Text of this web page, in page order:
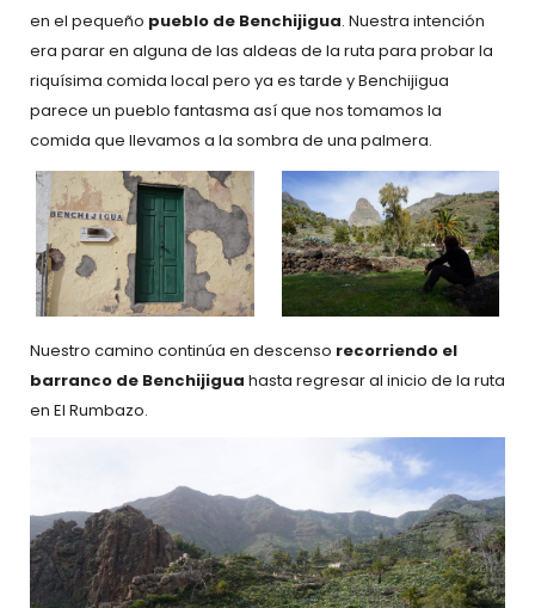
en el pequeño pueblo de Benchijigua. Nuestra intención
era parar en alguna de las aldeas de la ruta para probar la
riquísima comida local pero ya es tarde y Benchijigua
parece un pueblo fantasma así que nos tomamos la
comida que llevamos a la sombra de una palmera.
Nuestro camino continúa en descenso recorriendo el
barranco de Benchijigua hasta regresar al inicio de la ruta
en El Rumbazo.